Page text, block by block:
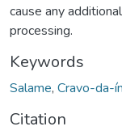
cause any
processing.
Keywords
Salame, Cravo-da-
Citation